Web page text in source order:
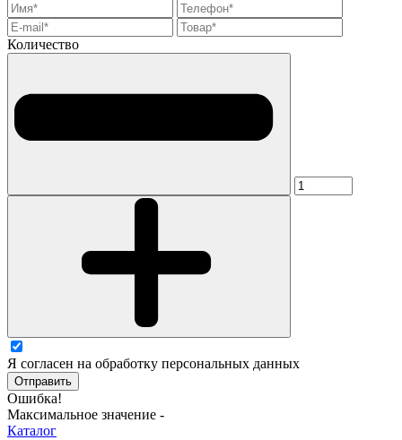
Количество
Я согласен на обработку персональных данных
Отправить
Ошибка!
Максимальное значение -
Каталог